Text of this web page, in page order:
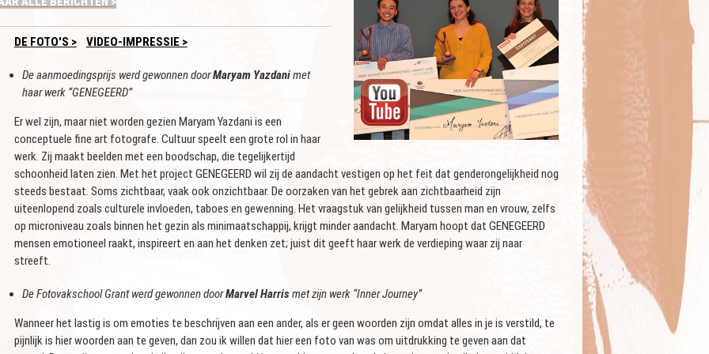
DE FOTO'S > VIDEO-IMPRESSIE >
De aanmoedingsprijs werd gewonnen doorMaryam Yazdanimet
haar werk “GENEGEERD”
Er wel zijn, maar niet worden gezien Maryam Yazdani is een
conceptuele fine art fotografe. Cultuur speelt een grote rol in haar
werk. Zij maakt beelden met een boodschap, die tegelijkertijd
schoonheid laten zien. Met het project GENEGEERD wil zij de aandacht vestigen op het feit dat genderongelijkheid nog
steeds bestaat. Soms zichtbaar, vaak ook onzichtbaar. De oorzaken van het gebrek aan zichtbaarheid zijn
uiteenlopend zoals culturele invloeden, taboes en gewenning. Het vraagstuk van gelijkheid tussen man en vrouw, zelfs
op microniveau zoals binnen het gezin als minimaatschappij, krijgt minder aandacht. Maryam hoopt dat GENEGEERD
mensen emotioneel raakt, inspireert en aan het denken zet; juist dit geeft haar werk de verdieping waar zij naar
streeft.
De Fotovakschool Grant werd gewonnen doorMarvel Harrismet zijn werk “Inner Journey”
Wanneer het lastig is om emoties te beschrijven aan een ander, als er geen woorden zijn omdat alles in je is verstild, te
pijnlijk is hier woorden aan te geven, dan zou ik willen dat hier een foto van was om uitdrukking te geven aan dat